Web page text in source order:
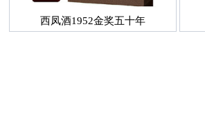
西凤酒1952金奖五十年